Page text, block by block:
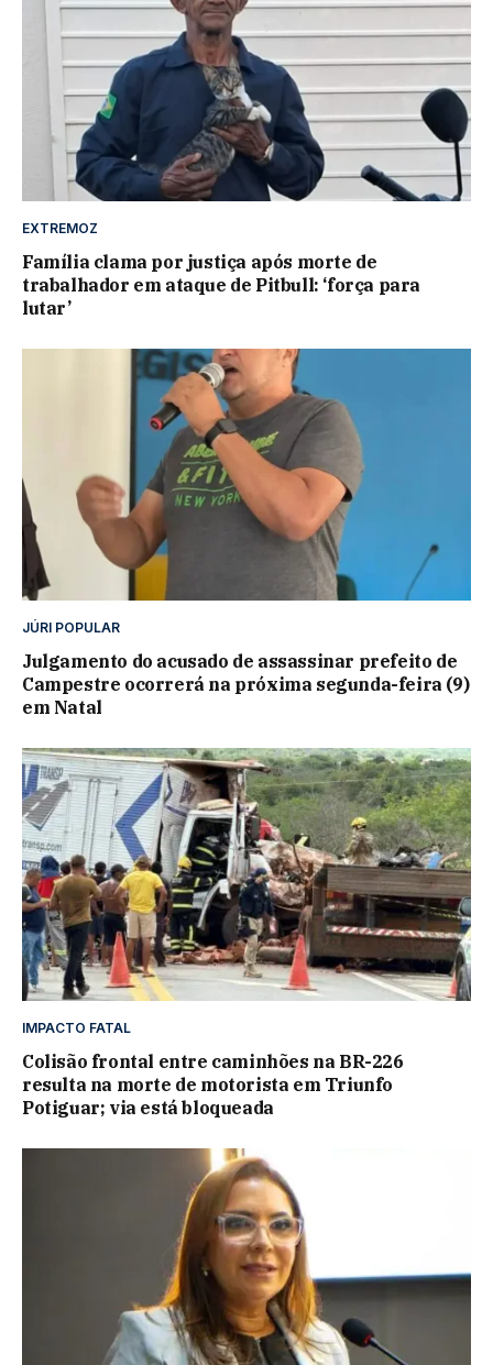
EXTREMOZ
Família clama por justiça após morte de
trabalhador em ataque de Pitbull: ‘força para
lutar’
JÚRI POPULAR
Julgamento do acusado de assassinar prefeito de
Campestre ocorrerá na próxima segunda-feira (9)
em Natal
IMPACTO FATAL
Colisão frontal entre caminhões na BR-226
resulta na morte de motorista em Triunfo
Potiguar; via está bloqueada